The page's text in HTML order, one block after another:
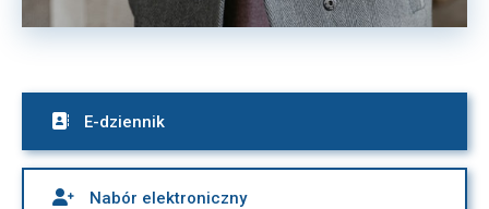
 E-dziennik
 Nabór elektroniczny